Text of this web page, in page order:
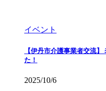
イベント
【伊丹市介護事業者交流
た！
2025/10/6